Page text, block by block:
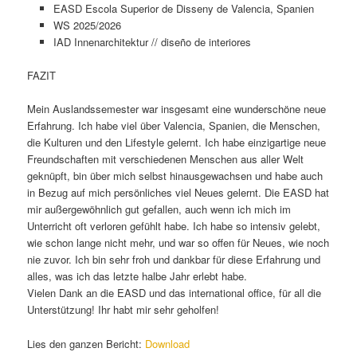
EASD Escola Superior de Disseny de Valencia, Spanien
WS 2025/2026
IAD Innenarchitektur // diseño de interiores
FAZIT
Mein Auslandssemester war insgesamt eine wunderschöne neue
Erfahrung. Ich habe viel über Valencia, Spanien, die Menschen,
die Kulturen und den Lifestyle gelernt. Ich habe einzigartige neue
Freundschaften mit verschiedenen Menschen aus aller Welt
geknüpft, bin über mich selbst hinausgewachsen und habe auch
in Bezug auf mich persönliches viel Neues gelernt. Die EASD hat
mir außergewöhnlich gut gefallen, auch wenn ich mich im
Unterricht oft verloren gefühlt habe. Ich habe so intensiv gelebt,
wie schon lange nicht mehr, und war so offen für Neues, wie noch
nie zuvor. Ich bin sehr froh und dankbar für diese Erfahrung und
alles, was ich das letzte halbe Jahr erlebt habe.
Vielen Dank an die EASD und das international office, für all die
Unterstützung! Ihr habt mir sehr geholfen!
Lies den ganzen Bericht: Download